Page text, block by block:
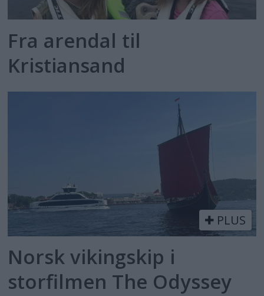
Fra arendal til
Kristiansand
PLUS
Norsk vikingskip i
storfilmen The Odyssey